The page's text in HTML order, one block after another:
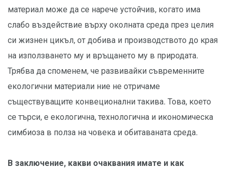
материал може да се нарече устойчив, когато има
слабо въздействие върху околната среда през целия
си жизнен цикъл, от добива и производството до края
на използването му и връщането му в природата.
Трябва да споменем, че развивайки съвременните
екологични материали ние не отричаме
съществуващите конвеционални такива. Това, което
се търси, е екологична, технологична и икономическа
симбиоза в полза на човека и обитаваната среда.
В заключение, какви очаквания имате и как